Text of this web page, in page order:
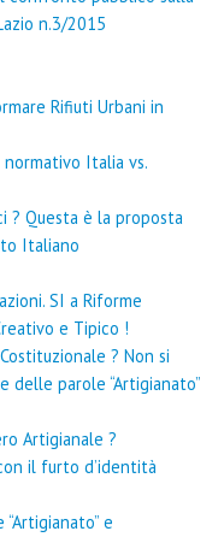
n.3/2015
Rifiuti Urbani in
normativo Italia vs.
? Questa è la proposta
Italiano
SI a Riforme
e Tipico !
? Non si
delle parole “Artigianato”
Artigianale ?
il furto d’identità
e